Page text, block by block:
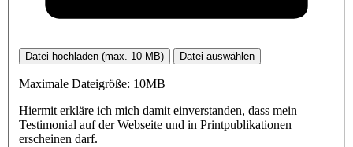
Datei hochladen (max. 10 MB) Datei auswählen
Maximale Dateigröße: 10MB
Hiermit erkläre ich mich damit einverstanden, dass mein
Testimonial auf der Webseite und in Printpublikationen
erscheinen darf.